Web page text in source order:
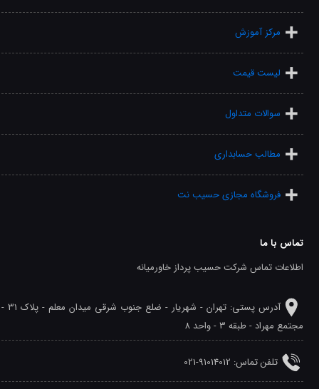
مرکز آموزش
لیست قیمت
سوالات متداول
مطالب حسابداری
فروشگاه مجازی حسیب نت
تماس با ما
اطلاعات تماس شرکت حسیب پرداز خاورمیانه
آدرس پستی: تهران - شهريار - ضلع جنوب شرقی میدان معلم - پلاک 31 -
مجتمع مهراد - طبقه 3 - واحد 8
تلفن‌ تماس: 91014012-021